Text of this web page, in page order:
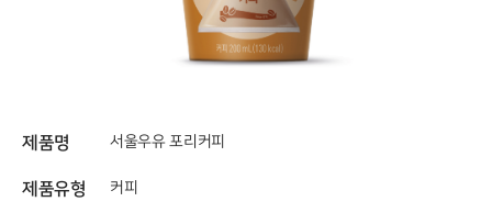
제품명 서울우유 포리커피
제품유형 커피